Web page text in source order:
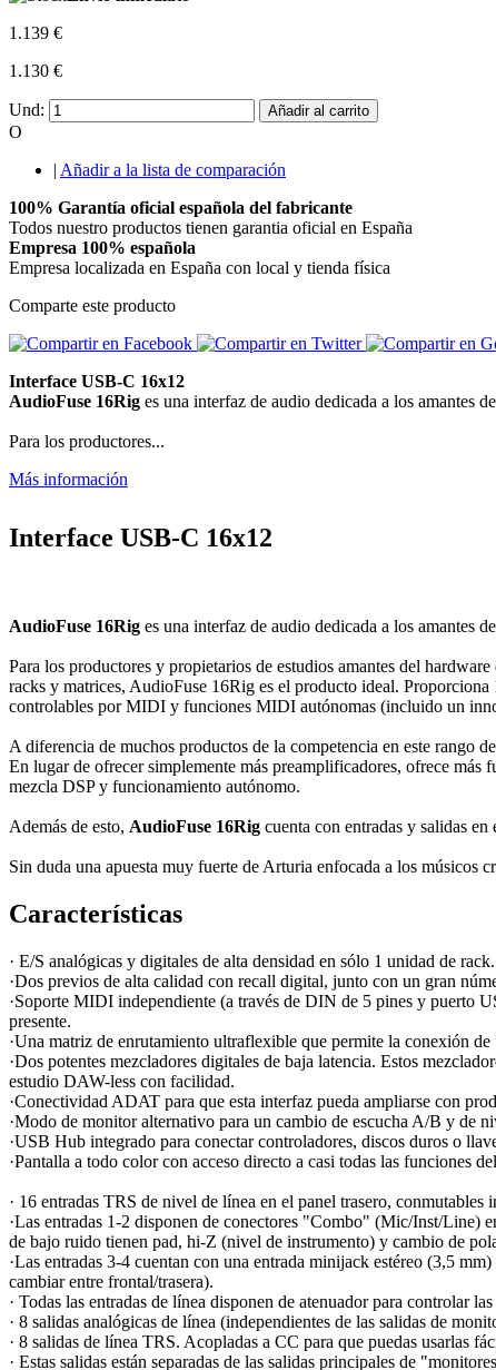
1.139 €
1.130 €
Und: Añadir al carrito
O
| Añadir a la lista de comparación
100% Garantía oficial española del fabricante
Todos nuestro productos tienen garantia oficial en España
Empresa 100% española
Empresa localizada en España con local y tienda física
Comparte este producto
Interface USB-C 16x12
AudioFuse 16Rig es una interfaz de audio dedicada a los amantes
Para los productores...
Más información
Interface USB-C 16x12
AudioFuse 16Rig es una interfaz de audio dedicada a los amantes
Para los productores y propietarios de estudios amantes del
racks y matrices, AudioFuse 16Rig es el producto ideal.
controlables por MIDI y funciones MIDI autónomas (incluido un
A diferencia de muchos productos de la competencia en este rango
En lugar de ofrecer simplemente más preamplificadores, ofrece
mezcla DSP y funcionamiento autónomo.
Además de esto, AudioFuse 16Rig cuenta con entradas y salidas
Sin duda una apuesta muy fuerte de Arturia enfocada a los músicos
Características
· E/S analógicas y digitales de alta densidad en sólo 1 unidad de
·Dos previos de alta calidad con recall digital, junto con un gran
·Soporte MIDI independiente (a través de DIN de 5 pines y puerto
presente.
·Una matriz de enrutamiento ultraflexible que permite la conexión
·Dos potentes mezcladores digitales de baja latencia. Estos
estudio DAW-less con facilidad.
·Conectividad ADAT para que esta interfaz pueda ampliarse con
·Modo de monitor alternativo para un cambio de escucha A/B y de
·USB Hub integrado para conectar controladores, discos duros o
·Pantalla a todo color con acceso directo a casi todas las funciones
· 16 entradas TRS de nivel de línea en el panel trasero,
·Las entradas 1-2 disponen de conectores "Combo" (Mic/Inst/Line)
de bajo ruido tienen pad, hi-Z (nivel de instrumento) y cambio de
·Las entradas 3-4 cuentan con una entrada minijack estéreo (3,5
cambiar entre frontal/trasera).
· Todas las entradas de línea disponen de atenuador para controlar
· 8 salidas analógicas de línea (independientes de las salidas de
· 8 salidas de línea TRS. Acopladas a CC para que puedas usarlas
· Estas salidas están separadas de las salidas principales de